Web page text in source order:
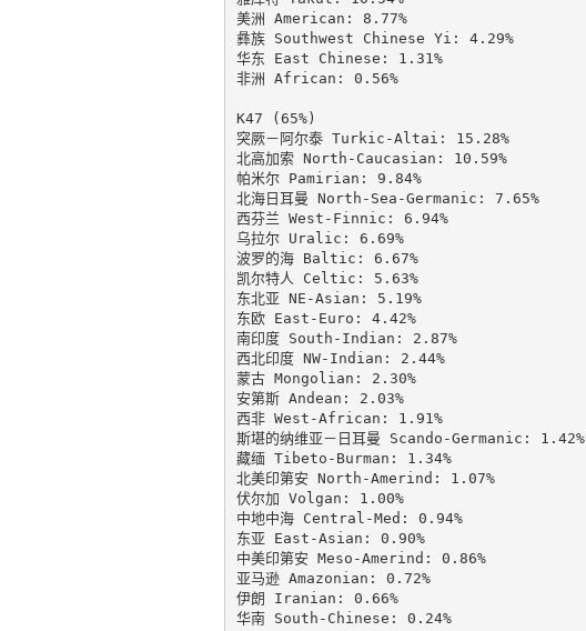
美洲 American: 8.77%
彝族 Southwest Chinese Yi: 4.29%
华东 East Chinese: 1.31%
非洲 African: 0.56%
K47 (65%)
突厥－阿尔泰 Turkic-Altai: 15.28%
北高加索 North-Caucasian: 10.59%
帕米尔 Pamirian: 9.84%
北海日耳曼 North-Sea-Germanic: 7.65%
西芬兰 West-Finnic: 6.94%
乌拉尔 Uralic: 6.69%
波罗的海 Baltic: 6.67%
凯尔特人 Celtic: 5.63%
东北亚 NE-Asian: 5.19%
东欧 East-Euro: 4.42%
南印度 South-Indian: 2.87%
西北印度 NW-Indian: 2.44%
蒙古 Mongolian: 2.30%
安第斯 Andean: 2.03%
西非 West-African: 1.91%
斯堪的纳维亚－日耳曼 Scando-Germanic: 1.42%
藏缅 Tibeto-Burman: 1.34%
北美印第安 North-Amerind: 1.07%
伏尔加 Volgan: 1.00%
中地中海 Central-Med: 0.94%
东亚 East-Asian: 0.90%
中美印第安 Meso-Amerind: 0.86%
亚马逊 Amazonian: 0.72%
伊朗 Iranian: 0.66%
华南 South-Chinese: 0.24%